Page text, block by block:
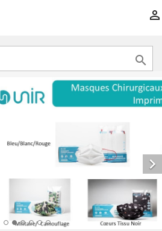


